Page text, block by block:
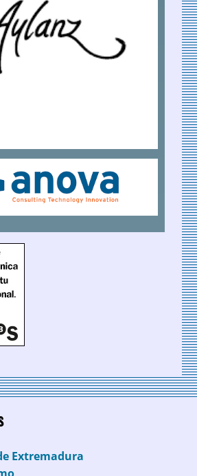
Extremadura